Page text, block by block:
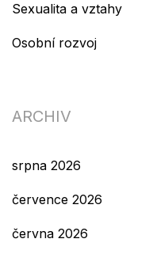
Sexualita a vztahy
Osobní rozvoj
ARCHIV
srpna 2026
července 2026
června 2026